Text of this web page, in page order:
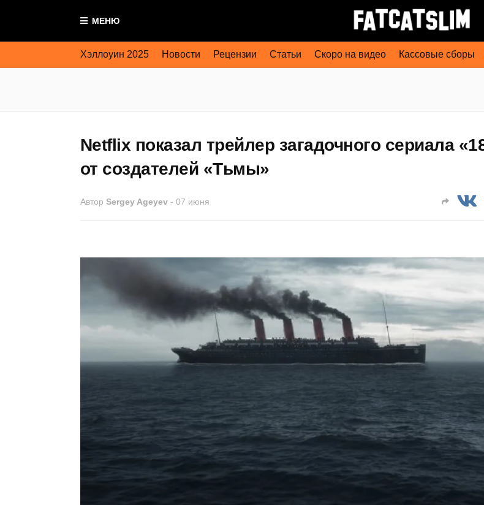
МЕНЮ
Хэллоуин 2025 Новости Рецензии Статьи Скоро на видео Кассовые сборы
Netflix показал трейлер загадочного сериала
от создателей «Тьмы»
Автор Sergey Ageyev - 07 июня